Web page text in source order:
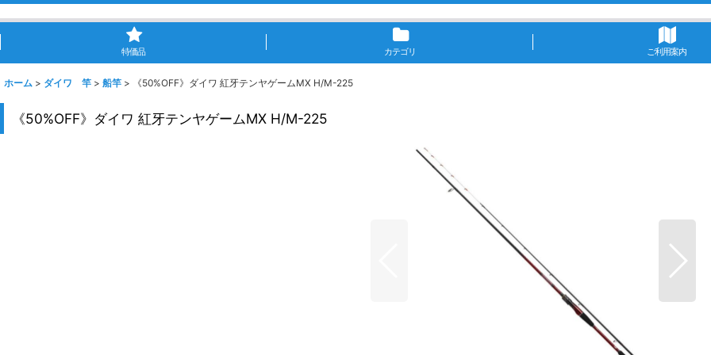
特価品 カテゴリ ご利用案内
ホーム > ダイワ 竿 > 船竿 > 《50%OFF》ダイワ 紅牙テンヤゲームMX H/M-225
《50%OFF》ダイワ 紅牙テンヤゲームMX H/M-225